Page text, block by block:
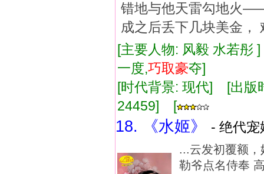
错地与他天雷勾地火
成之后丢下几块美金
[主要人物: 风毅 水若
一度,巧取豪夺]
[时代背景: 现代] [出
24459] [
18. 《水姬》 - 绝代
...云发初覆额
勒爷点名侍奉